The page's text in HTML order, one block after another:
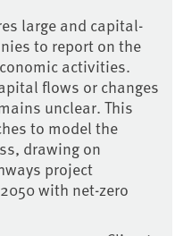
large and capital-
to report on the
activities.
flows or changes
unclear. This
to model the
drawing on
project
with net-zero